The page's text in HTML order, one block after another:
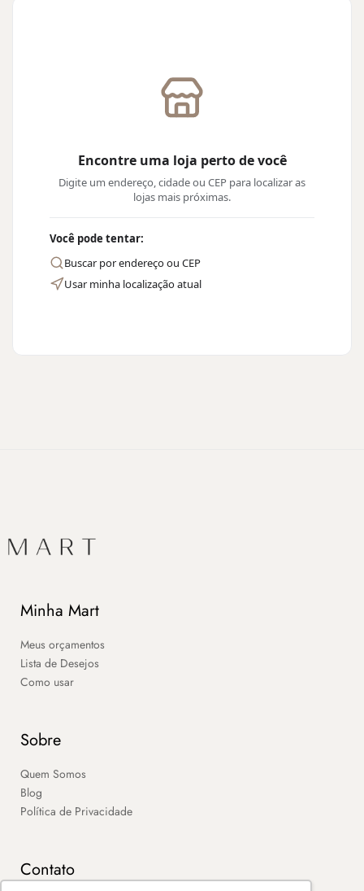
Encontre uma loja perto de você
Digite um endereço, cidade ou CEP para localizar as
lojas mais próximas.
Você pode tentar:
Buscar por endereço ou CEP
Usar minha localização atual
Minha Mart
Meus orçamentos
Lista de Desejos
Como usar
Sobre
Quem Somos
Blog
Política de Privacidade
Contato